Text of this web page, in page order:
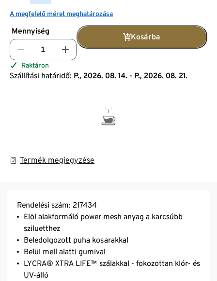
A megfelelő méret meghatározása
Mennyiség
Kosárba
Raktáron
Szállítási határidő: P., 2026. 08. 14. - P., 2026. 08. 21.
Termék megjegyzése
Rendelési szám: 217434
Elöl alakformáló power mesh anyag a karcsúbb
sziluetthez
Beledolgozott puha kosarakkal
Belül mell alatti gumival
LYCRA® XTRA LIFE™ szálakkal - fokozottan klór- és
UV-álló